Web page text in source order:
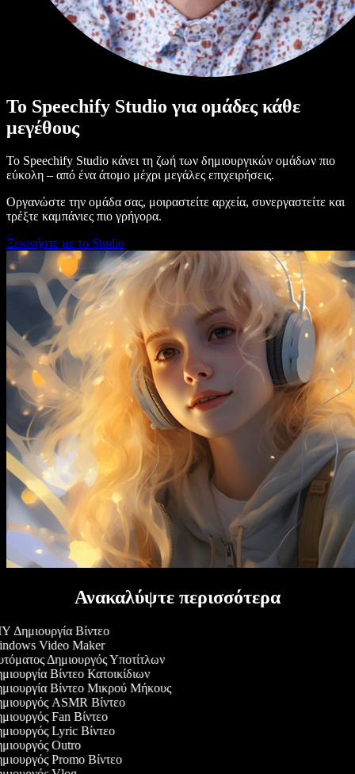
Το Speechify Studio για ομάδες κάθε
μεγέθους
Το Speechify Studio κάνει τη ζωή των δημιουργικών ομάδων πιο
εύκολη – από ένα άτομο μέχρι μεγάλες επιχειρήσεις.
Οργανώστε την ομάδα σας, μοιραστείτε αρχεία, συνεργαστείτε και
τρέξτε καμπάνιες πιο γρήγορα.
Ξεκινήστε με το Studio
Ανακαλύψτε περισσότερα
Δημιουργία Βίντεο
Video Maker
Δημιουργός Υποτίτλων
Βίντεο Κατοικίδιων
Βίντεο Μικρού Μήκους
ASMR Βίντεο
Fan Βίντεο
Lyric Βίντεο
Outro
Promo Βίντεο